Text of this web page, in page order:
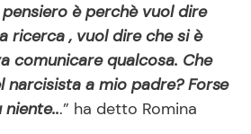
è perchè vuol dire
ricerca , vuol dire che si è
comunicare qualcosa. Che
narcisista a mio padre? Forse
.” ha detto Romina